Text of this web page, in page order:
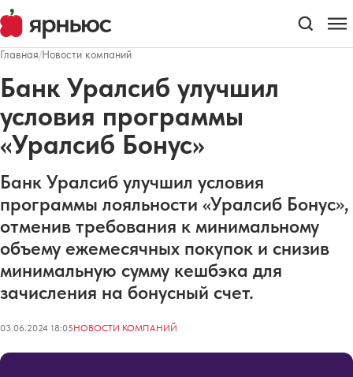
Главная/Новости компаний
Банк Уралсиб улучшил
условия программы
«Уралсиб Бонус»
Банк Уралсиб улучшил условия
программы лояльности «Уралсиб Бонус»,
отменив требования к минимальному
объему ежемесячных покупок и снизив
минимальную сумму кешбэка для
зачисления на бонусный счет.
03.06.2024 18:05НОВОСТИ КОМПАНИЙ